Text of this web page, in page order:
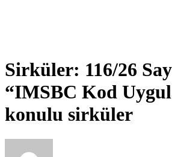
Sirküler: 116/26
“IMSBC Kod
konulu sirküler